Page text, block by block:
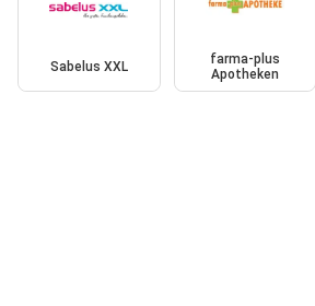
Sabelus XXL
farma-plus
Apotheken